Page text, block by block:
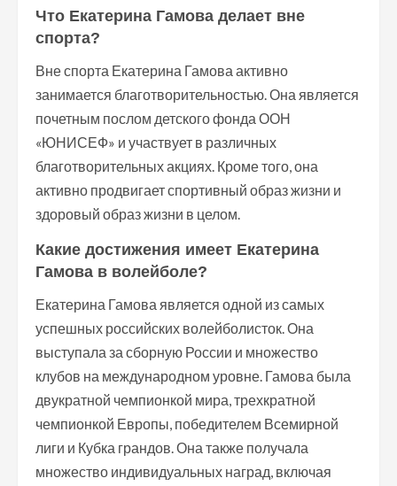
Что Екатерина Гамова делает вне
спорта?
Вне спорта Екатерина Гамова активно
занимается благотворительностью. Она является
почетным послом детского фонда ООН
«ЮНИСЕФ» и участвует в различных
благотворительных акциях. Кроме того, она
активно продвигает спортивный образ жизни и
здоровый образ жизни в целом.
Какие достижения имеет Екатерина
Гамова в волейболе?
Екатерина Гамова является одной из самых
успешных российских волейболисток. Она
выступала за сборную России и множество
клубов на международном уровне. Гамова была
двукратной чемпионкой мира, трехкратной
чемпионкой Европы, победителем Всемирной
лиги и Кубка грандов. Она также получала
множество индивидуальных наград, включая